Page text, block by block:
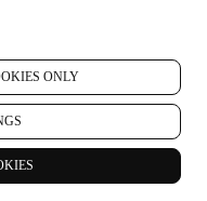
ONLY
andere
AAN
TE
om onze diensten en
behoeften en voorkeuren
klantervaring te